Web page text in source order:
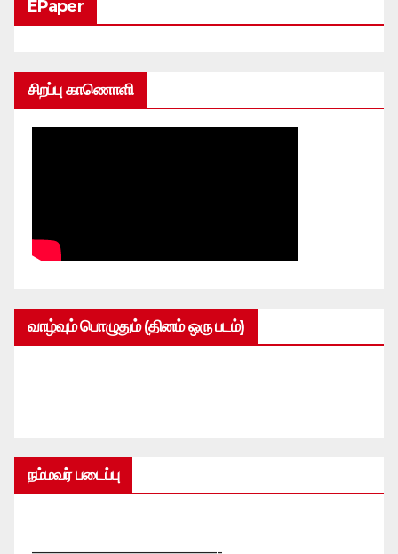
EPaper
சிறப்பு காணொளி
வாழ்வும் பொழுதும் (தினம் ஒரு படம்)
நம்மவர் படைப்பு